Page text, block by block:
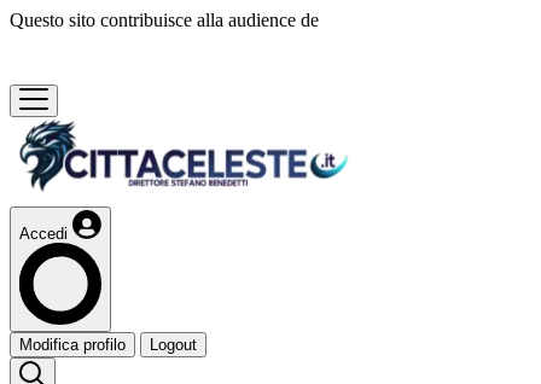
Questo sito contribuisce alla audience de
Accedi
Modifica profilo Logout